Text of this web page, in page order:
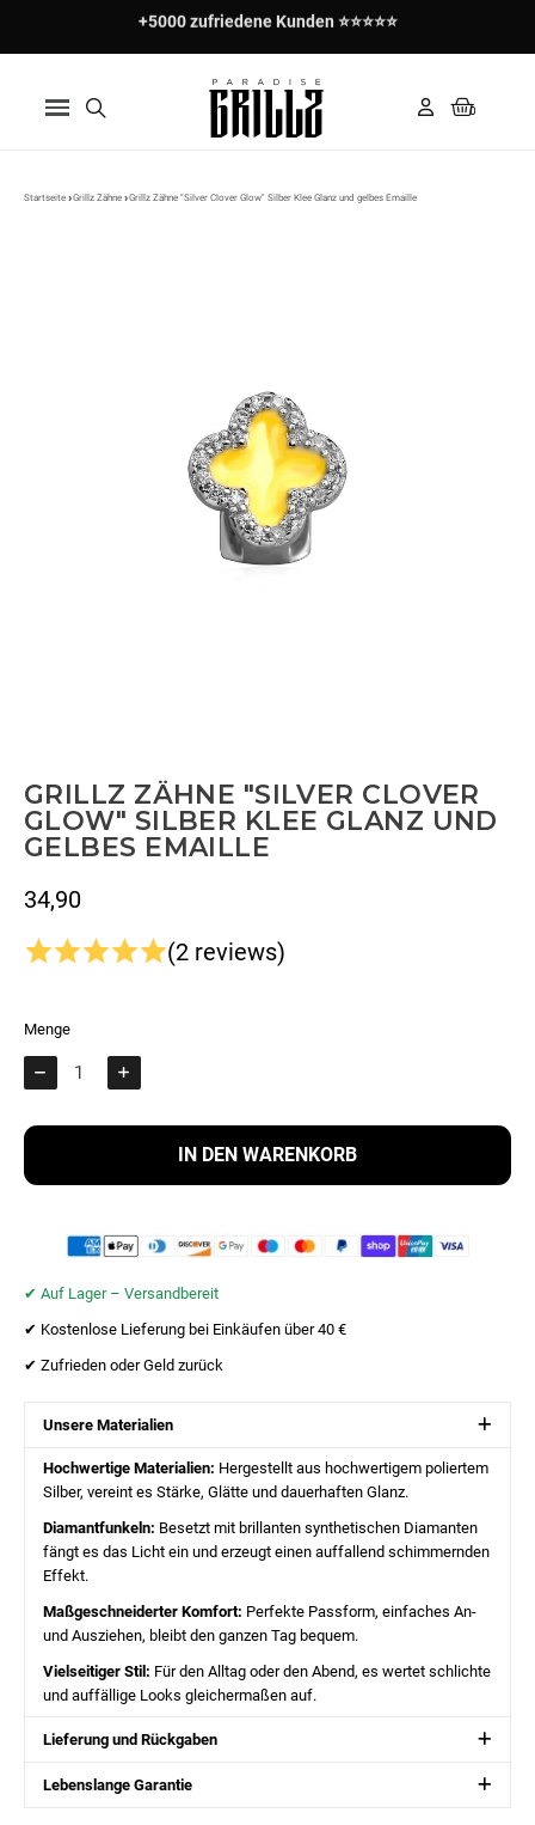
Startseite Grillz Zähne Grillz Zähne "Silver Clover Glow" Silber Klee Glanz und gelbes Emaille
GRILLZ ZÄHNE "SILVER CLOVER
GLOW" SILBER KLEE GLANZ UND
GELBES EMAILLE
34,90
(2 reviews)
Menge
IN DEN WARENKORB
✔︎ Auf Lager – Versandbereit
✔︎ Kostenlose Lieferung bei Einkäufen über 40 €
✔︎ Zufrieden oder Geld zurück
Unsere Materialien
Hochwertige Materialien: Hergestellt aus hochwertigem poliertem
Silber, vereint es Stärke, Glätte und dauerhaften Glanz.
Diamantfunkeln: Besetzt mit brillanten synthetischen Diamanten
fängt es das Licht ein und erzeugt einen auffallend schimmernden
Effekt.
Maßgeschneiderter Komfort: Perfekte Passform, einfaches An-
und Ausziehen, bleibt den ganzen Tag bequem.
Vielseitiger Stil: Für den Alltag oder den Abend, es wertet schlichte
und auffällige Looks gleichermaßen auf.
Lieferung und Rückgaben
Lebenslange Garantie